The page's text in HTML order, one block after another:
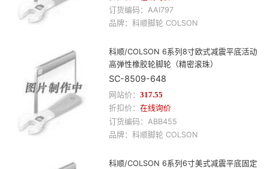
订货编码： AAI797
品牌： 科顺脚轮 COLSON
科顺/COLSON 6系列8寸欧式减震平底活动
高弹性橡胶轮脚轮（精密滚珠）
SC-8509-648
网站价： 317.55
折扣价： 在线询价
订货编码： ABB455
品牌： 科顺脚轮 COLSON
科顺/COLSON 6系列6寸美式减震平底固定